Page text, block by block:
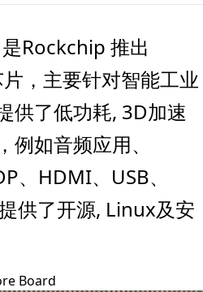
Rockchip 推出
，主要针对智能工业
供了低功耗, 3D加速
如音频应用、
、HDMI、USB、
供了开源, Linux及安
Board